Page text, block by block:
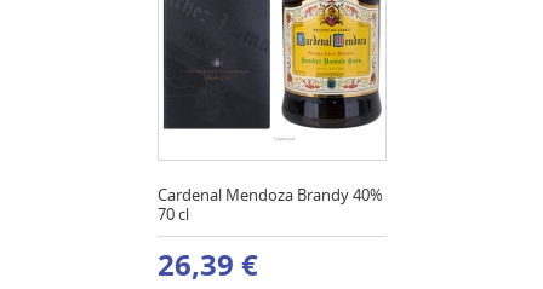
Cardenal Mendoza Brandy 40%
70 cl
26,39 €